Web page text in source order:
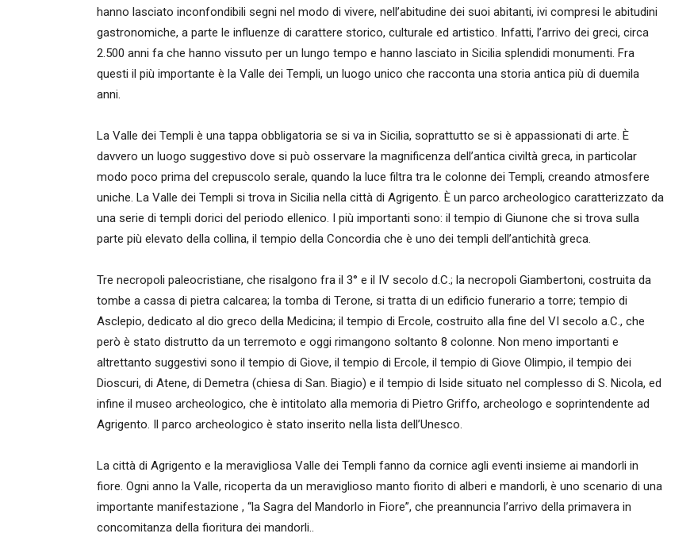
hanno lasciato inconfondibili segni nel modo di vivere, nell’abitudine dei suoi abitanti, ivi compresi le abitudini
gastronomiche, a parte le influenze di carattere storico, culturale ed artistico. Infatti, l’arrivo dei greci, circa
2.500 anni fa che hanno vissuto per un lungo tempo e hanno lasciato in Sicilia splendidi monumenti. Fra
questi il più importante è la Valle dei Templi, un luogo unico che racconta una storia antica più di duemila
anni.
La Valle dei Templi è una tappa obbligatoria se si va in Sicilia, soprattutto se si è appassionati di arte. È
davvero un luogo suggestivo dove si può osservare la magnificenza dell’antica civiltà greca, in particolar
modo poco prima del crepuscolo serale, quando la luce filtra tra le colonne dei Templi, creando atmosfere
uniche. La Valle dei Templi si trova in Sicilia nella città di Agrigento. È un parco archeologico caratterizzato da
una serie di templi dorici del periodo ellenico. I più importanti sono: il tempio di Giunone che si trova sulla
parte più elevato della collina, il tempio della Concordia che è uno dei templi dell’antichità greca.
Tre necropoli paleocristiane, che risalgono fra il 3° e il IV secolo d.C.; la necropoli Giambertoni, costruita da
tombe a cassa di pietra calcarea; la tomba di Terone, si tratta di un edificio funerario a torre; tempio di
Asclepio, dedicato al dio greco della Medicina; il tempio di Ercole, costruito alla fine del VI secolo a.C., che
però è stato distrutto da un terremoto e oggi rimangono soltanto 8 colonne. Non meno importanti e
altrettanto suggestivi sono il tempio di Giove, il tempio di Ercole, il tempio di Giove Olimpio, il tempio dei
Dioscuri, di Atene, di Demetra (chiesa di San. Biagio) e il tempio di Iside situato nel complesso di S. Nicola, ed
infine il museo archeologico, che è intitolato alla memoria di Pietro Griffo, archeologo e soprintendente ad
Agrigento. Il parco archeologico è stato inserito nella lista dell’Unesco.
La città di Agrigento e la meravigliosa Valle dei Templi fanno da cornice agli eventi insieme ai mandorli in
fiore. Ogni anno la Valle, ricoperta da un meraviglioso manto fiorito di alberi e mandorli, è uno scenario di una
importante manifestazione , “la Sagra del Mandorlo in Fiore”, che preannuncia l’arrivo della primavera in
concomitanza della fioritura dei mandorli..